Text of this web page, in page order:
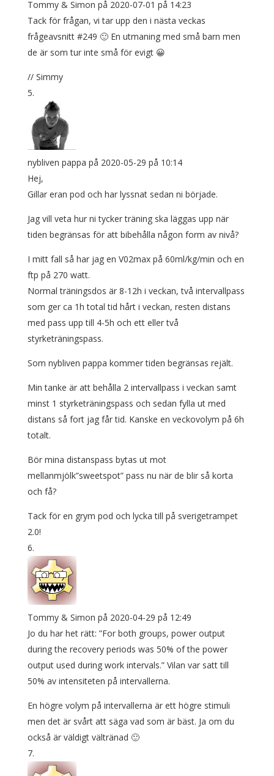
Tommy & Simon på 2020-07-01 på 14:23
Tack för frågan, vi tar upp den i nästa veckas
frågeavsnitt #249 🙂 En utmaning med små barn men
de är som tur inte små för evigt 😀
// Simmy
nybliven pappa på 2020-05-29 på 10:14
Hej,
Gillar eran pod och har lyssnat sedan ni började.
Jag vill veta hur ni tycker träning ska läggas upp när
tiden begränsas för att bibehålla någon form av nivå?
I mitt fall så har jag en V02max på 60ml/kg/min och en
ftp på 270 watt.
Normal träningsdos är 8-12h i veckan, två intervallpass
som ger ca 1h total tid hårt i veckan, resten distans
med pass upp till 4-5h och ett eller två
styrketräningspass.
Som nybliven pappa kommer tiden begränsas rejält.
Min tanke är att behålla 2 intervallpass i veckan samt
minst 1 styrketräningspass och sedan fylla ut med
distans så fort jag får tid. Kanske en veckovolym på 6h
totalt.
Bör mina distanspass bytas ut mot
mellanmjölk”sweetspot” pass nu när de blir så korta
och få?
Tack för en grym pod och lycka till på sverigetrampet
2.0!
Tommy & Simon på 2020-04-29 på 12:49
Jo du har het rätt: ”For both groups, power output
during the recovery periods was 50% of the power
output used during work intervals.” Vilan var satt till
50% av intensiteten på intervallerna.
En högre volym på intervallerna är ett högre stimuli
men det är svårt att säga vad som är bäst. Ja om du
också är väldigt vältränad 🙂